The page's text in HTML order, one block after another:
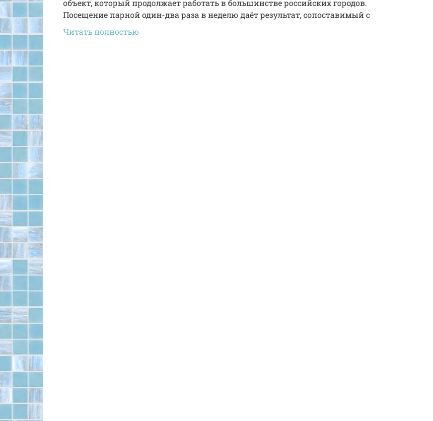
объект, который продолжает работать в большинстве российских городов.
Посещение парной один-два раза в неделю даёт результат, сопоставимый с
Читать полностью